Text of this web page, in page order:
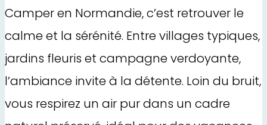
Camper en Normandie, c’est retrouver le
calme et la sérénité. Entre villages typiques,
jardins fleuris et campagne verdoyante,
l’ambiance invite à la détente. Loin du bruit,
vous respirez un air pur dans un cadre